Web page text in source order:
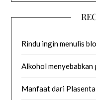
Rindu ingin menulis
Alkohol
Manfaat dari Plasenta